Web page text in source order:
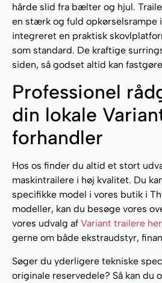
hårde slid fra bælter og hjul.
en stærk og fuld opkørselsrampe
integreret en praktisk
som standard. De kraftige
siden, så godset altid kan
Professionel
din lokale
forhandler
Hos os finder du altid et stort
maskintrailere i høj kvalitet. Du
specifikke model i vores butik i
modeller, kan du besøge vores
vores udvalg af Variant trailere her
gerne om både ekstraudstyr,
Søger du yderligere tekniske
originale reservedele? Så kan du